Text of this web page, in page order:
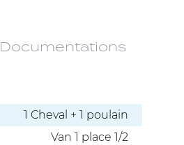
Documentations
1 Cheval + 1 poulain
Van 1 place 1/2